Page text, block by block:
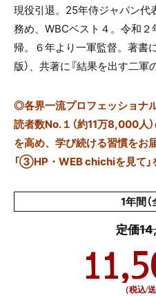
現役引退。25年侍ジャパン
務め、WBCベスト４。令和
帰。６年より一軍監督。著書
版）、共著に『結果を出す二軍
◎各界一流プロフェッショナ
読者数No.１（約11万8,000人
を高め、学び続ける習慣をお
「③HP・WEB chichiを見て」
1年間（
定価
（税込/